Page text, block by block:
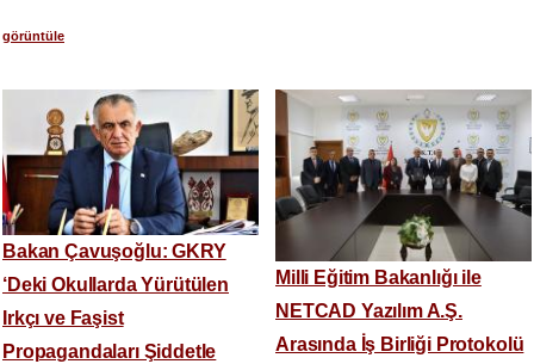
görüntüle
Bakan Çavuşoğlu: GKRY
‘Deki Okullarda Yürütülen
Irkçı ve Faşist
Propagandaları Şiddetle
Milli Eğitim Bakanlığı ile
NETCAD Yazılım A.Ş.
Arasında İş Birliği Protokolü